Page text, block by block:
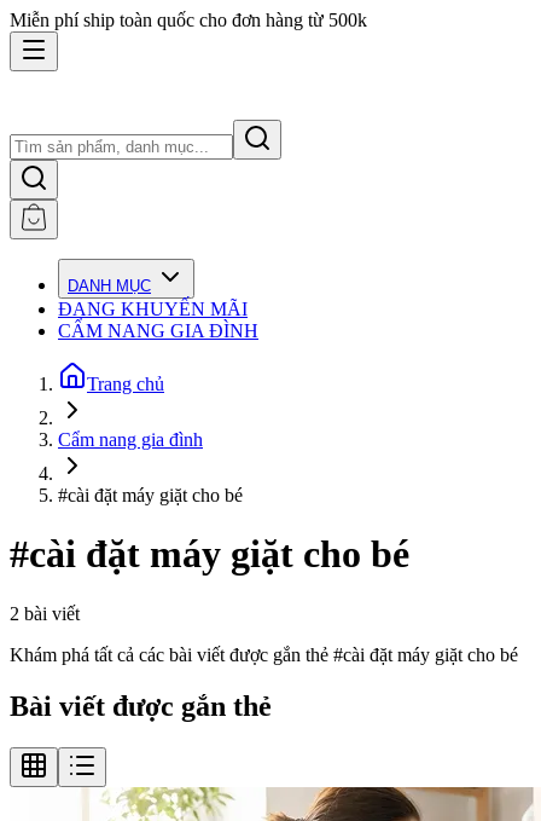
Miễn phí ship toàn quốc cho đơn hàng từ 500k
DANH MỤC
ĐANG KHUYẾN MÃI
CẨM NANG GIA ĐÌNH
Trang chủ
Cẩm nang gia đình
#cài đặt máy giặt cho bé
#cài đặt máy giặt cho bé
2 bài viết
Khám phá tất cả các bài viết được gắn thẻ #cài đặt máy giặt cho bé
Bài viết được gắn thẻ